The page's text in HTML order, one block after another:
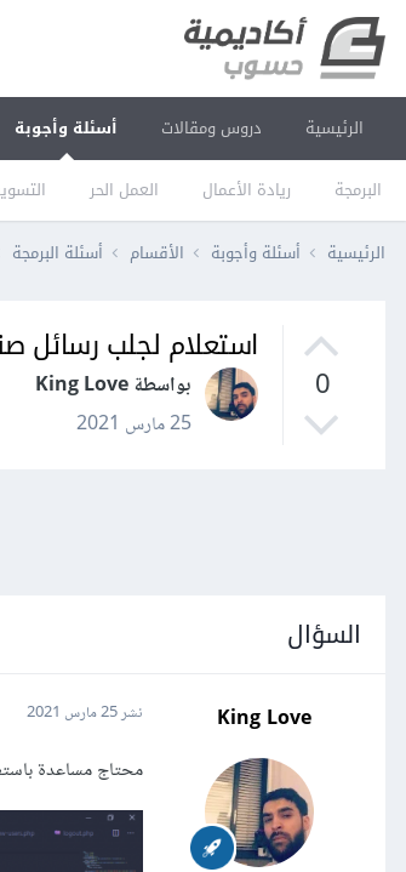
الرئيسية دروس ومقالات أسئلة وأجوبة
البرمجة ريادة الأعمال العمل الحر
الرئيسية أسئلة وأجوبة الأقسام أسئلة البرمجة
0
استعلام لجلب رسائل
بواسطة King Love
25 مارس 2021
السؤال
King Love نشر25 مارس 2021
محتاج مساعدة